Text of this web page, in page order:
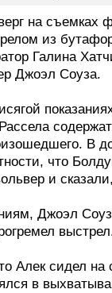
на съемках
из
Галина
Джоэл Соуза.
В
что
и
Джоэл
Алек сидел на
в